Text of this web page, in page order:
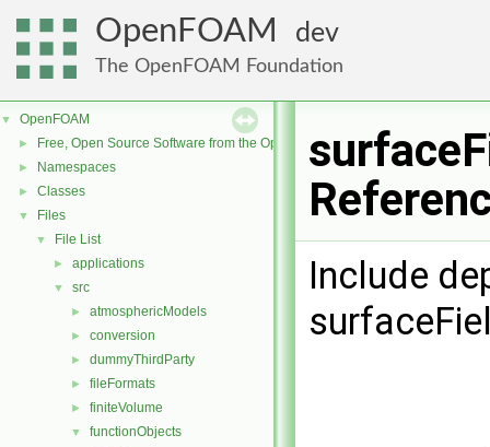
OpenFOAM dev
The OpenFOAM Foundation
▼ OpenFOAM
► Free, Open Source Software from the OpenFOAM Foundation
► Namespaces
► Classes
▼ Files
▼ File List
► applications
▼ src
► atmosphericModels
► conversion
► dummyThirdParty
► fileFormats
► finiteVolume
▼ functionObjects
Include